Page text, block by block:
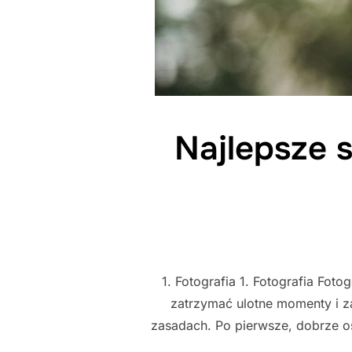
Najlepsze
1. Fotografia 1. Fotografia
zatrzymać ulotne momenty i
zasadach. Po pierwsze, dobrze